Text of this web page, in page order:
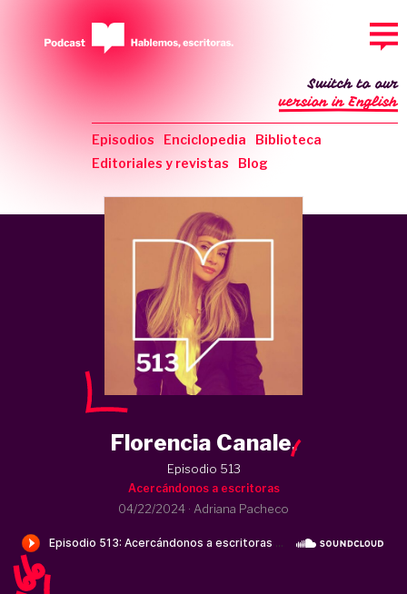
Episodios Enciclopedia
Biblioteca
Editoriales y revistas
Blog
Switch to our
version in English
Florencia Canale.
Episodio 513
Acercándonos a escritoras
04/22/2024 · Adriana Pacheco